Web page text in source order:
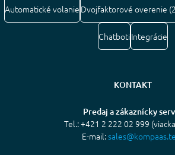
Automatické volanie Dvojfaktorové overenie
ChatbotiIntegrácie
KONTAKT
Predaj a zákaznícky
Tel.: +421 2 222 02 999
E-mail: